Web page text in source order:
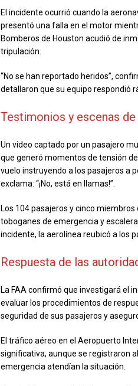
El incidente ocurrió cuando la
presentó una falla en el motor
Bomberos de Houston acudió de
tripulación.
“No se han reportado heridos”,
detallaron que su equipo respondió
Testimonios y escenas
Un video captado por un pasajero
que generó momentos de tensión
vuelo instruyendo a los pasajeros a
exclama: “¡No, está en llamas!”.
Los 104 pasajeros y cinco
toboganes de emergencia y
incidente, la aerolínea reubicó a los
Respuesta de las
La FAA confirmó que investigará el
evaluar los procedimientos de
seguridad de sus pasajeros y
El tráfico aéreo en el Aeropuerto
significativa, aunque se registraron
emergencia atendían la situación.